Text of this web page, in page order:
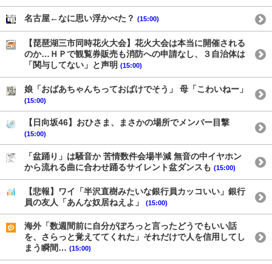
名古屋←なに思い浮かべた？ (15:00)
【琵琶湖三市同時花火大会】花火大会は本当に開催される
のか…ＨＰで観覧券販売も消防への申請なし、３自治体は
「関与してない」と声明 (15:00)
娘「おばあちゃんちっておばけでそう」 母「こわいねー」
(15:00)
【日向坂46】おひさま、まさかの場所でメンバー目撃
(15:00)
「盆踊り」は騒音か 苦情数件会場半減 無音の中イヤホン
から流れる曲に合わせ踊るサイレント盆ダンスも (15:00)
【悲報】ワイ「半沢直樹みたいな銀行員カッコいい」銀行
員の友人「あんな奴居ねえよ」
(15:00)
海外「数週間前に自分がぽろっと言ったどうでもいい話
を、さらっと覚えててくれた」それだけで人を信用してし
まう瞬間… (15:00)